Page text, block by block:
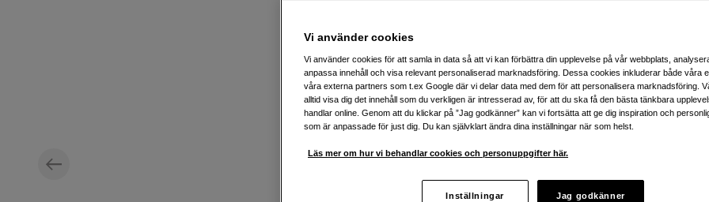
Mackie MC-250
ljudskapare och
Vi använder cookies
Vi använder cookies för att samla in data så att vi kan förbättra din upplevelse på vår webbplats,
anpassa innehåll och visa relevant personaliserad marknadsföring. Dessa cookies inkluderar både våra
våra externa partners som t.ex Google där vi delar data med dem för att personalisera marknadsföring.
alltid visa dig det innehåll som du verkligen är intresserad av, för att du ska få den bästa tänkbara
handlar online. Genom att du klickar på ”Jag godkänner” kan vi fortsätta att ge dig inspiration och
som är anpassade för just dig. Du kan självklart ändra dina inställningar när som helst.
Läs mer om hur vi behandlar cookies och personuppgifter här.
Inställningar Jag godkänner